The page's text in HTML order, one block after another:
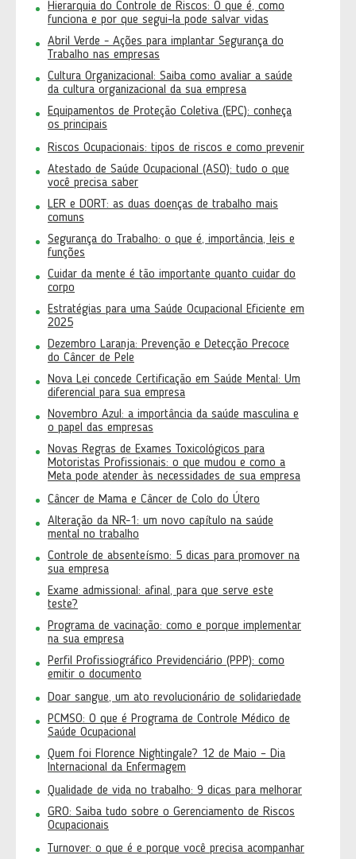
Hierarquia do Controle de Riscos: O que é, como
funciona e por que segui-la pode salvar vidas
Abril Verde - Ações para implantar Segurança do
Trabalho nas empresas
Cultura Organizacional: Saiba como avaliar a saúde
da cultura organizacional da sua empresa
Equipamentos de Proteção Coletiva (EPC): conheça
os principais
Riscos Ocupacionais: tipos de riscos e como prevenir
Atestado de Saúde Ocupacional (ASO): tudo o que
você precisa saber
LER e DORT: as duas doenças de trabalho mais
comuns
Segurança do Trabalho: o que é, importância, leis e
funções
Cuidar da mente é tão importante quanto cuidar do
corpo
Estratégias para uma Saúde Ocupacional Eficiente em
2025
Dezembro Laranja: Prevenção e Detecção Precoce
do Câncer de Pele
Nova Lei concede Certificação em Saúde Mental: Um
diferencial para sua empresa
Novembro Azul: a importância da saúde masculina e
o papel das empresas
Novas Regras de Exames Toxicológicos para
Motoristas Profissionais: o que mudou e como a
Meta pode atender às necessidades de sua empresa
Câncer de Mama e Câncer de Colo do Útero
Alteração da NR-1: um novo capítulo na saúde
mental no trabalho
Controle de absenteísmo: 5 dicas para promover na
sua empresa
Exame admissional: afinal, para que serve este
teste?
Programa de vacinação: como e porque implementar
na sua empresa
Perfil Profissiográfico Previdenciário (PPP): como
emitir o documento
Doar sangue, um ato revolucionário de solidariedade
PCMSO: O que é Programa de Controle Médico de
Saúde Ocupacional
Quem foi Florence Nightingale? 12 de Maio – Dia
Internacional da Enfermagem
Qualidade de vida no trabalho: 9 dicas para melhorar
GRO: Saiba tudo sobre o Gerenciamento de Riscos
Ocupacionais
Turnover: o que é e porque você precisa acompanhar